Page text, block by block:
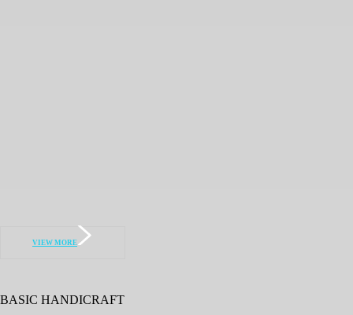
VIEW MORE
BASIC HANDICRAFT